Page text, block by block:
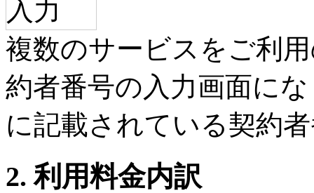
複数のサービスをご利
約者番号の入力画面に
に記載されている契約
2. 利用料金内訳